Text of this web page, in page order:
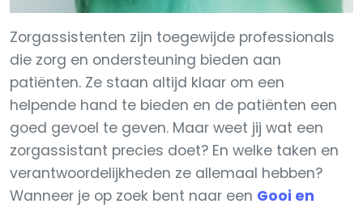
Zorgassistenten zijn toegewijde professionals
die zorg en ondersteuning bieden aan
patiënten. Ze staan altijd klaar om een
helpende hand te bieden en de patiënten een
goed gevoel te geven. Maar weet jij wat een
zorgassistant precies doet? En welke taken en
verantwoordelijkheden ze allemaal hebben?
Wanneer je op zoek bent naar een Gooi en